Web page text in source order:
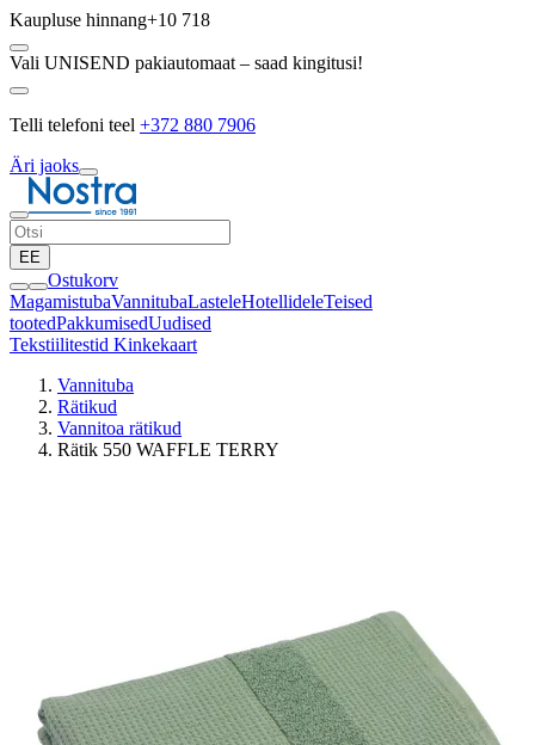
Kaupluse hinnang+10 718
Vali UNISEND pakiautomaat – saad kingitusi!
Telli telefoni teel +372 880 7906
Äri jaoks
EE
Ostukorv
MagamistubaVannitubaLasteleHotellideleTeised
tootedPakkumisedUudised
Tekstiilitestid Kinkekaart
Vannituba
Rätikud
Vannitoa rätikud
Rätik 550 WAFFLE TERRY